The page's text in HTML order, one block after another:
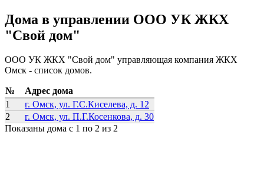
Дома в управлении ООО УК ЖКХ
"Свой дом"
ООО УК ЖКХ "Свой дом" управляющая компания ЖКХ
Омск - список домов.
№
Адрес дома
1
г. Омск, ул. Г.С.Киселева, д. 12
2
г. Омск, ул. П.Г.Косенкова, д. 30
Показаны дома с 1 по 2 из 2